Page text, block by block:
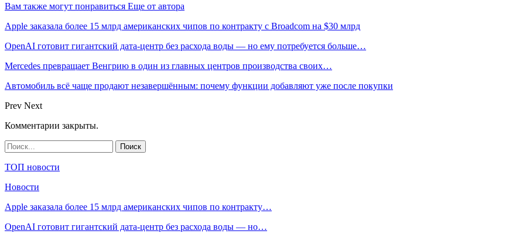
Вам также могут понравиться Еще от автора
Apple заказала более 15 млрд американских чипов по контракту с Broadcom на $30 млрд
OpenAI готовит гигантский дата-центр без расхода воды — но ему потребуется больше…
Mercedes превращает Венгрию в один из главных центров производства своих…
Автомобиль всё чаще продают незавершённым: почему функции добавляют уже после покупки
Prev Next
Комментарии закрыты.
ТОП новости
Новости
Apple заказала более 15 млрд американских чипов по контракту…
OpenAI готовит гигантский дата-центр без расхода воды — но…